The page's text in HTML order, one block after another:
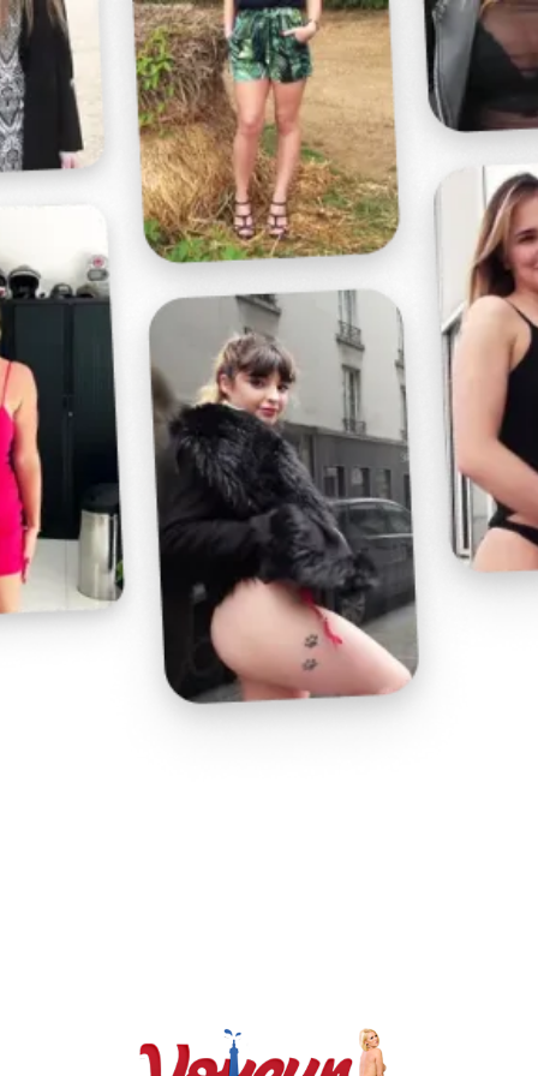
Profitez d'un essai 24h pour seulement 2€ !
Découvrir !
Basculer
navigation
VIDÉO À PROPOS
PLAISIR FÉMININ...
00:33 - 2 351 vues
Video